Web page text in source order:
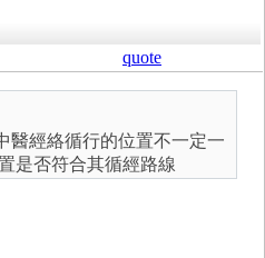
quote
醫經絡循行的位置不一定一
是否符合其循經路線